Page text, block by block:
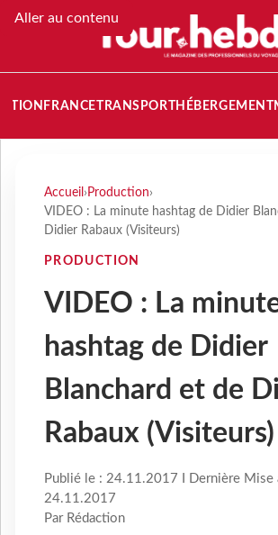
Aller au contenu
FRANCETRANSPORT HÉBERGEMENT
Accueil › Production›
VIDEO : La minute hashtag de Didier
Didier Rabaux (Visiteurs)
PRODUCTION
VIDEO : La
hashtag de Didier
Blanchard et de
Rabaux (Visiteurs)
Publié le : 24.11.2017 I Dernière Mise
24.11.2017
Par Rédaction